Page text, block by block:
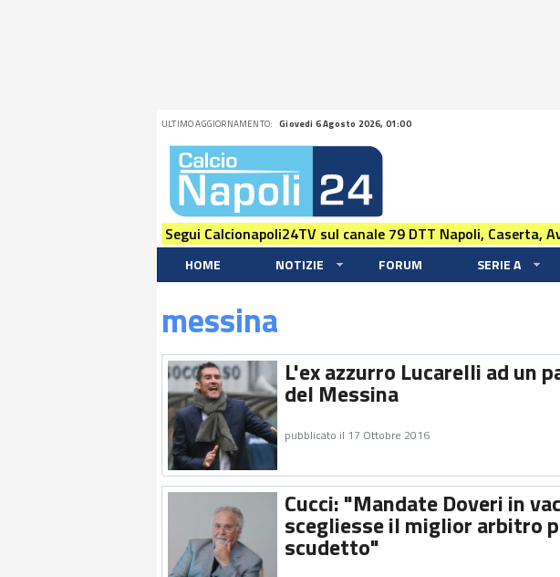
ULTIMO AGGIORNAMENTO: Giovedi 6 Agosto 2026, 01:00
Segui Calcionapoli24TV sul canale 79 DTT Napoli, Caserta,
HOME NOTIZIE FORUM SERIE A
messina
L'ex azzurro Lucarelli ad un
del Messina
pubblicato il 17 Ottobre 2016
Cucci: "Mandate Doveri in
scegliesse il miglior arbitro
scudetto"